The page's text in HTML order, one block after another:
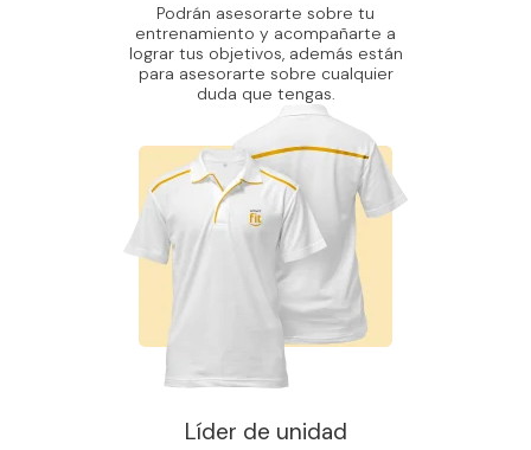
Podrán asesorarte sobre tu
entrenamiento y acompañarte a
lograr tus objetivos, además están
para asesorarte sobre cualquier
duda que tengas.
Líder de unidad